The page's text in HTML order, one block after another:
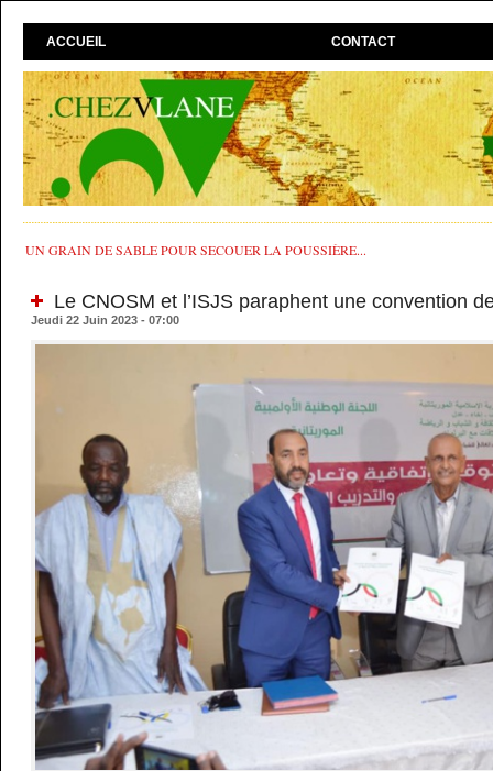
ACCUEIL CONTACT
UN GRAIN DE SABLE POUR SECOUER LA POUSSIÈRE...
Le CNOSM et l’ISJS paraphent une convention
Jeudi 22 Juin 2023 - 07:00